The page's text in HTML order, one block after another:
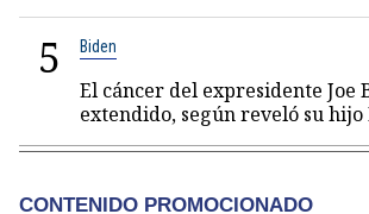
5 Biden
El cáncer del expresidente Joe
extendido, según reveló su